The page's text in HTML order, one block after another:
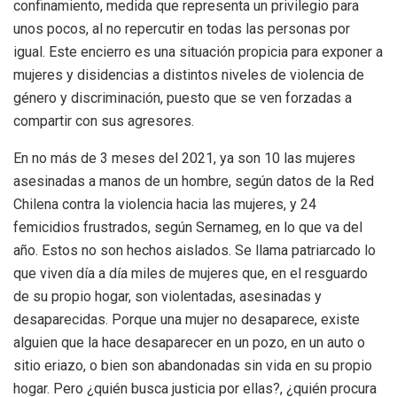
confinamiento, medida que representa un privilegio para
unos pocos, al no repercutir en todas las personas por
igual. Este encierro es una situación propicia para exponer a
mujeres y disidencias a distintos niveles de violencia de
género y discriminación, puesto que se ven forzadas a
compartir con sus agresores.
En no más de 3 meses del 2021, ya son 10 las mujeres
asesinadas a manos de un hombre, según datos de la Red
Chilena contra la violencia hacia las mujeres, y 24
femicidios frustrados, según Sernameg, en lo que va del
año. Estos no son hechos aislados. Se llama patriarcado lo
que viven día a día miles de mujeres que, en el resguardo
de su propio hogar, son violentadas, asesinadas y
desaparecidas. Porque una mujer no desaparece, existe
alguien que la hace desaparecer en un pozo, en un auto o
sitio eriazo, o bien son abandonadas sin vida en su propio
hogar. Pero ¿quién busca justicia por ellas?, ¿quién procura